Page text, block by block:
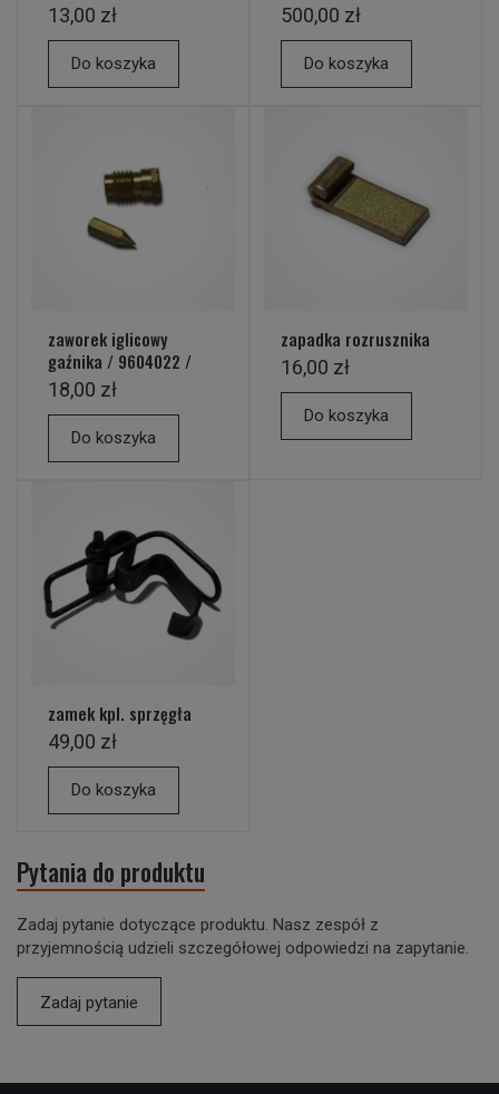
13,00 zł
Do koszyka
500,00 zł
Do koszyka
zaworek iglicowy
gaźnika / 9604022 /
18,00 zł
Do koszyka
zapadka rozrusznika
16,00 zł
Do koszyka
zamek kpl. sprzęgła
49,00 zł
Do koszyka
Pytania do produktu
Zadaj pytanie dotyczące produktu. Nasz zespół z
przyjemnością udzieli szczegółowej odpowiedzi na zapytanie.
Zadaj pytanie